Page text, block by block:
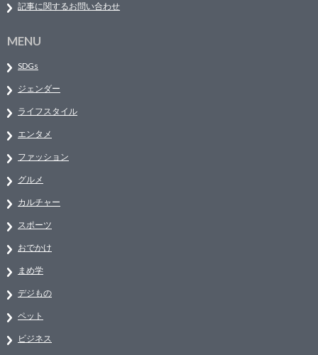
記事に関するお問い合わせ
MENU
SDGs
ジェンダー
ライフスタイル
エンタメ
ファッション
グルメ
カルチャー
スポーツ
おでかけ
まめ学
デジもの
ペット
ビジネス